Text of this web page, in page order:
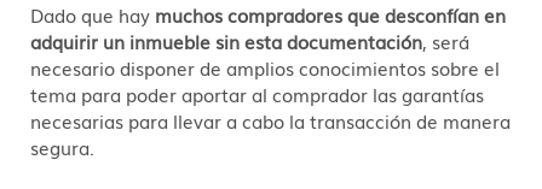
Dado que hay muchos compradores que desconfían en
adquirir un inmueble sin esta documentación, será
necesario disponer de amplios conocimientos sobre el
tema para poder aportar al comprador las garantías
necesarias para llevar a cabo la transacción de manera
segura.